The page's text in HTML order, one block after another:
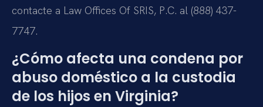
contacte a Law Offices Of SRIS, P.C. al (888) 437-
7747.
¿Cómo afecta una condena por
abuso doméstico a la custodia
de los hijos en Virginia?